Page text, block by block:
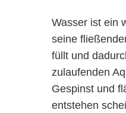
Wasser ist ein
seine
füllt und
zulaufenden
Gespinst und
entstehen